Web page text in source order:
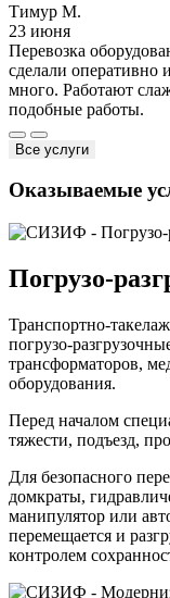
Тимур М.
23 июня
Перевозка
сделали оперативно
много. Работают
подобные работы.
Все услуги
Оказываемые
Погрузо-
Транспортно-
погрузо-
трансформаторов,
оборудования.
Перед началом
тяжести, подъезд,
Для безопасного
домкраты,
манипулятор или
перемещается и
контролем